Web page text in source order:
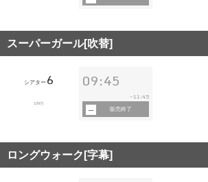
スーパーガール[吹替]
シアター 6
109分
09:45
~11:45
販売終了
ロングウォーク[字幕]